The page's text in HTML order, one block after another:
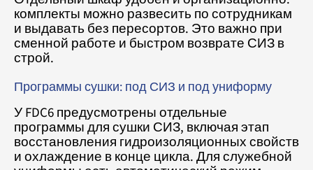
комплекты можно развесить по сотрудникам
и выдавать без пересортов. Это важно при
сменной работе и быстром возврате СИЗ в
строй.
Программы сушки: под СИЗ и под униформу
У FDC6 предусмотрены отдельные
программы для сушки СИЗ, включая этап
восстановления гидроизоляционных свойств
и охлаждение в конце цикла. Для служебной